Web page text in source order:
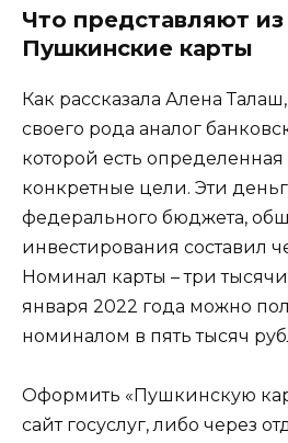
Что представляют из
Пушкинские карты
Как рассказала Алена
своего рода аналог
которой есть
конкретные цели. Эти
федерального бюджета,
инвестирования составил
Номинал карты – три тысячи
января 2022 года можно
номиналом в пять тысяч
Оформить «Пушкинскую
сайт госуслуг, либо через